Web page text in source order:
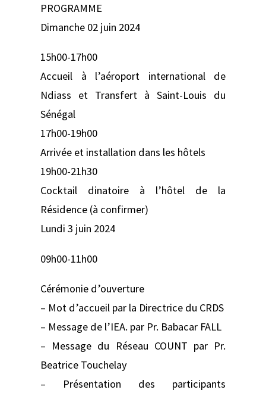
PROGRAMME
Dimanche 02 juin 2024
15h00-17h00
Accueil à l’aéroport international de
Ndiass et Transfert à Saint-Louis du
Sénégal
17h00-19h00
Arrivée et installation dans les hôtels
19h00-21h30
Cocktail dinatoire à l’hôtel de la
Résidence (à confirmer)
Lundi 3 juin 2024
09h00-11h00
Cérémonie d’ouverture
– Mot d’accueil par la Directrice du CRDS
– Message de l’IEA. par Pr. Babacar FALL
– Message du Réseau COUNT par Pr.
Beatrice Touchelay
– Présentation des participants